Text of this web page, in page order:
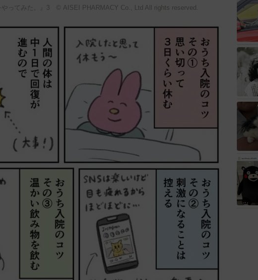
やってみた。』3 © AISEI PHARMACY Co., Ltd All rights reserved.